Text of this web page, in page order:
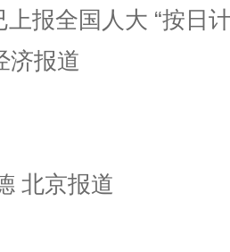
报全国人大 “按日
济报道
北京报道